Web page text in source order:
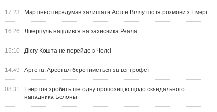
17:23 Мартінес передумав залишати Астон Віллу після розмови з Емері
16:26 Ліверпуль націлився на захисника Реала
15:10 Діогу Кошта не перейде в Челсі
14:49 Артета: Арсенал боротиметься за всі трофеї
08:31
Евертон зробить ще одну пропозицію щодо скандального
нападника Болоньї